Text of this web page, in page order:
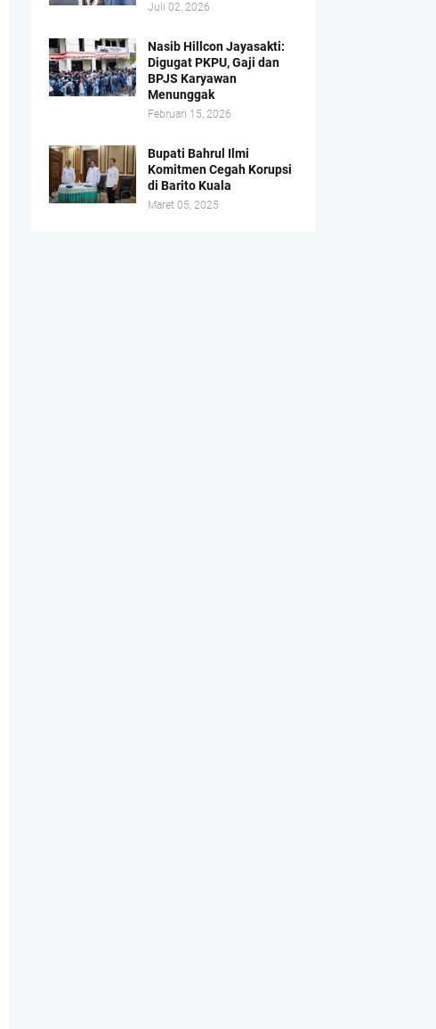
Juli 02, 2026
Nasib Hillcon Jayasakti:
Digugat PKPU, Gaji dan
BPJS Karyawan
Menunggak
Februari 15, 2026
Bupati Bahrul Ilmi
Komitmen Cegah Korupsi
di Barito Kuala
Maret 05, 2025